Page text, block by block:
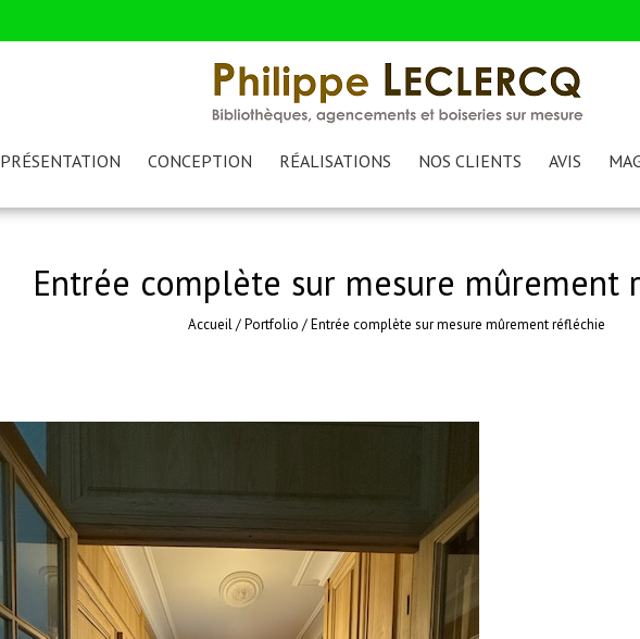
PRÉSENTATION CONCEPTION RÉALISATIONS NOS CLIENTS AVIS
Entrée complète sur mesure mûrement
Accueil/Portfolio /Entrée complète sur mesure mûrement réfléchie